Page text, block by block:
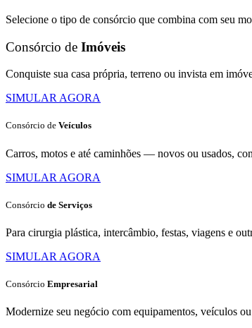
Selecione o tipo de consórcio que combina com seu
Consórcio de Imóveis
Conquiste sua casa própria, terreno ou invista em
SIMULAR AGORA​
Consórcio de Veículos
Carros, motos e até caminhões — novos ou usados,
SIMULAR AGORA
Consórcio de Serviços
Para cirurgia plástica, intercâmbio, festas, viagens e
SIMULAR AGORA
Consórcio Empresarial
Modernize seu negócio com equipamentos, veículos